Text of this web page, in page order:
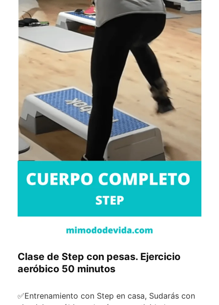
Clase de Step con pesas. Ejercicio
aeróbico 50 minutos
✅Entrenamiento con Step en casa, Sudarás con